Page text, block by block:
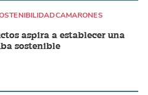
aspira a establecer una
sostenible
CAMARONES